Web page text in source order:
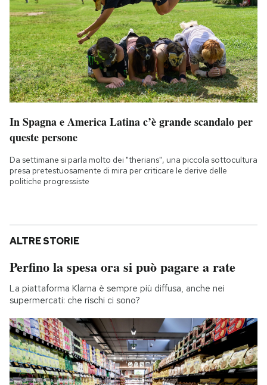
In Spagna e America Latina c’è grande scandalo per
queste persone
Da settimane si parla molto dei "therians", una piccola sottocultura
presa pretestuosamente di mira per criticare le derive delle
politiche progressiste
ALTRE STORIE
Perfino la spesa ora si può pagare a rate
La piattaforma Klarna è sempre più diffusa, anche nei
supermercati: che rischi ci sono?